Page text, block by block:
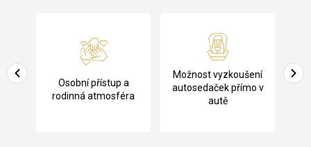
a
Osobní přístup a
rodinná atmosféra
Možnost vyzkoušení
autosedaček přímo v
autě